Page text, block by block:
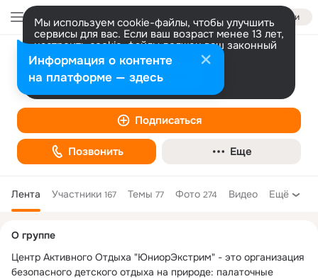
Войти
Мы используем cookie-файлы, чтобы улучшить
сервисы для вас. Если ваш возраст менее 13 лет,
настроить cookie-файлы должен ваш законный
представитель. Больше информации
Разрешить все Настроить
Центр Активного Отдыха "Юниор
Экстрим"
Экскурсии, туры
Подписаться
Позвонить Еще
Лента Участники 167 Темы 77 Фото 274 Видео Ещё
колонка
О группе
Центр Активного Отдыха "ЮниорЭкстрим" - это организация
безопасного детского отдыха на природе: палаточные
Информация о контенте
на платформе — здесь